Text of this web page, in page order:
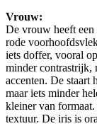
Vrouw:
De vrouw heeft een
rode
iets doffer, vooral
minder contrastrijk,
accenten. De staart
maar iets minder
kleiner van
textuur. De iris is